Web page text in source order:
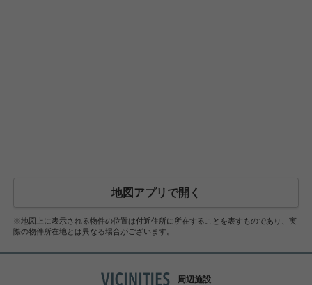
地図アプリで開く
※地図上に表示される物件の位置は付近住所に所在することを表すものであり、実
際の物件所在地とは異なる場合がございます。
周辺施設